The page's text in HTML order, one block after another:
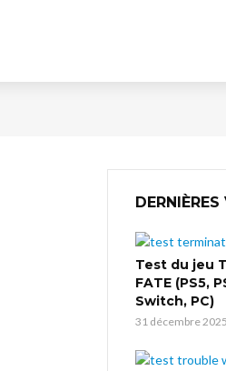
Test du jeu
FATE (PS5,
Switch, PC)
31 décembre 2025